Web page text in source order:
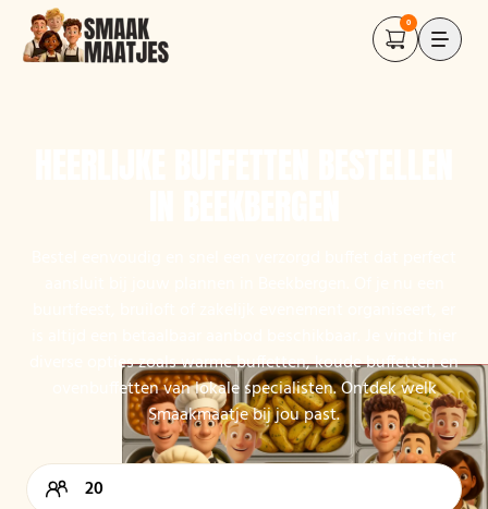
0
diverse opties zoals warme buffetten, koude buffetten en
ovenbuffetten van lokale specialisten. Ontdek welk
Smaakmaatje bij jou past.